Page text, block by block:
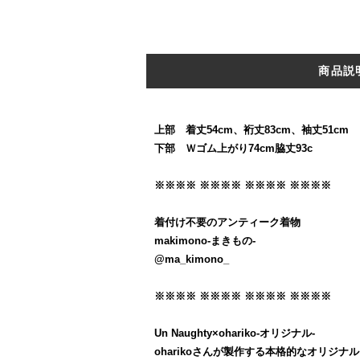
商品説
上部 着丈54cm、裄丈83cm、袖丈51cm
下部 Ｗゴム上がり74cm脇丈93c
※※※※ ※※※※ ※※※※ ※※※※
着付け不要のアンティーク着物
makimono-まきもの-
@ma_kimono_
※※※※ ※※※※ ※※※※ ※※※※
Un Naughty×ohariko-オリジナル-
oharikoさんが製作する本格的なオリジナル